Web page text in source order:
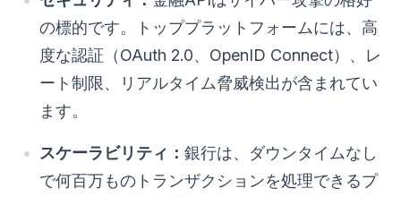
の標的です。トッププラットフォームには、高
度な認証（OAuth 2.0、OpenID Connect）、レ
ート制限、リアルタイム脅威検出が含まれてい
ます。
スケーラビリティ： 銀行は、ダウンタイムなし
で何百万ものトランザクションを処理できるプ